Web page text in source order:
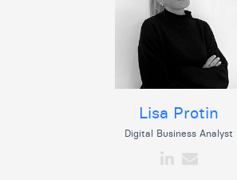
Lisa Protin
Digital Business Analyst